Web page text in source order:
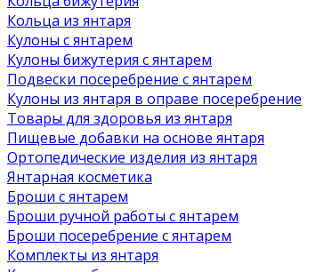
Кольца из янтаря
Кулоны с янтарем
Кулоны бижутерия с янтарем
Подвески посеребрение с янтарем
Кулоны из янтаря в оправе посеребрение
Товары для здоровья из янтаря
Пищевые добавки на основе янтаря
Ортопедические изделия из янтаря
Янтарная косметика
Броши с янтарем
Броши ручной работы с янтарем
Броши посеребрение с янтарем
Комплекты из янтаря